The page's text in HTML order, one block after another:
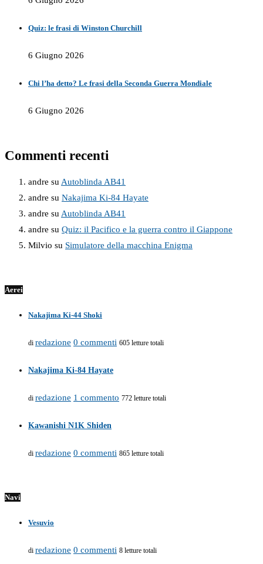
Quiz: le frasi di Winston Churchill
6 Giugno 2026
Chi l’ha detto? Le frasi della Seconda Guerra Mondiale
6 Giugno 2026
Commenti recenti
andre su Autoblinda AB41
andre su Nakajima Ki-84 Hayate
andre su Autoblinda AB41
andre su Quiz: il Pacifico e la guerra contro il Giappone
Milvio su Simulatore della macchina Enigma
Aerei
Nakajima Ki-44 Shoki
di redazione 0 commenti 605 letture totali
Nakajima Ki-84 Hayate
di redazione 1 commento 772 letture totali
Kawanishi N1K Shiden
di redazione 0 commenti 865 letture totali
Navi
Vesuvio
di redazione 0 commenti 8 letture totali